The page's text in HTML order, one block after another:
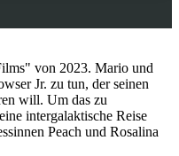
von 2023. Mario und
Jr. zu tun, der seinen
will. Um das zu
intergalaktische Reise
Peach und Rosalina